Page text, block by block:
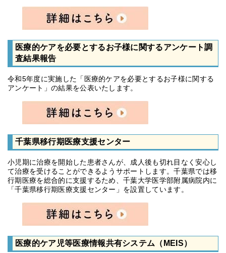
医療的ケアを必要とするお子様に関するアンケート調
査結果報告
令和5年度に実施した「医療的ケアを必要とするお子様に関する
アンケート」の結果を公表いたします。
千葉県移行期医療支援センター
小児期に治療を開始した患者さんが、成人後も切れ目なく安心し
て治療を受けることができるようサポートします。千葉県では移
行期医療を総合的に支援するため、千葉大学医学部附属病院内に
「千葉県移行期医療支援センター」を設置しています。
医療的ケア児等医療情報共有システム（MEIS）